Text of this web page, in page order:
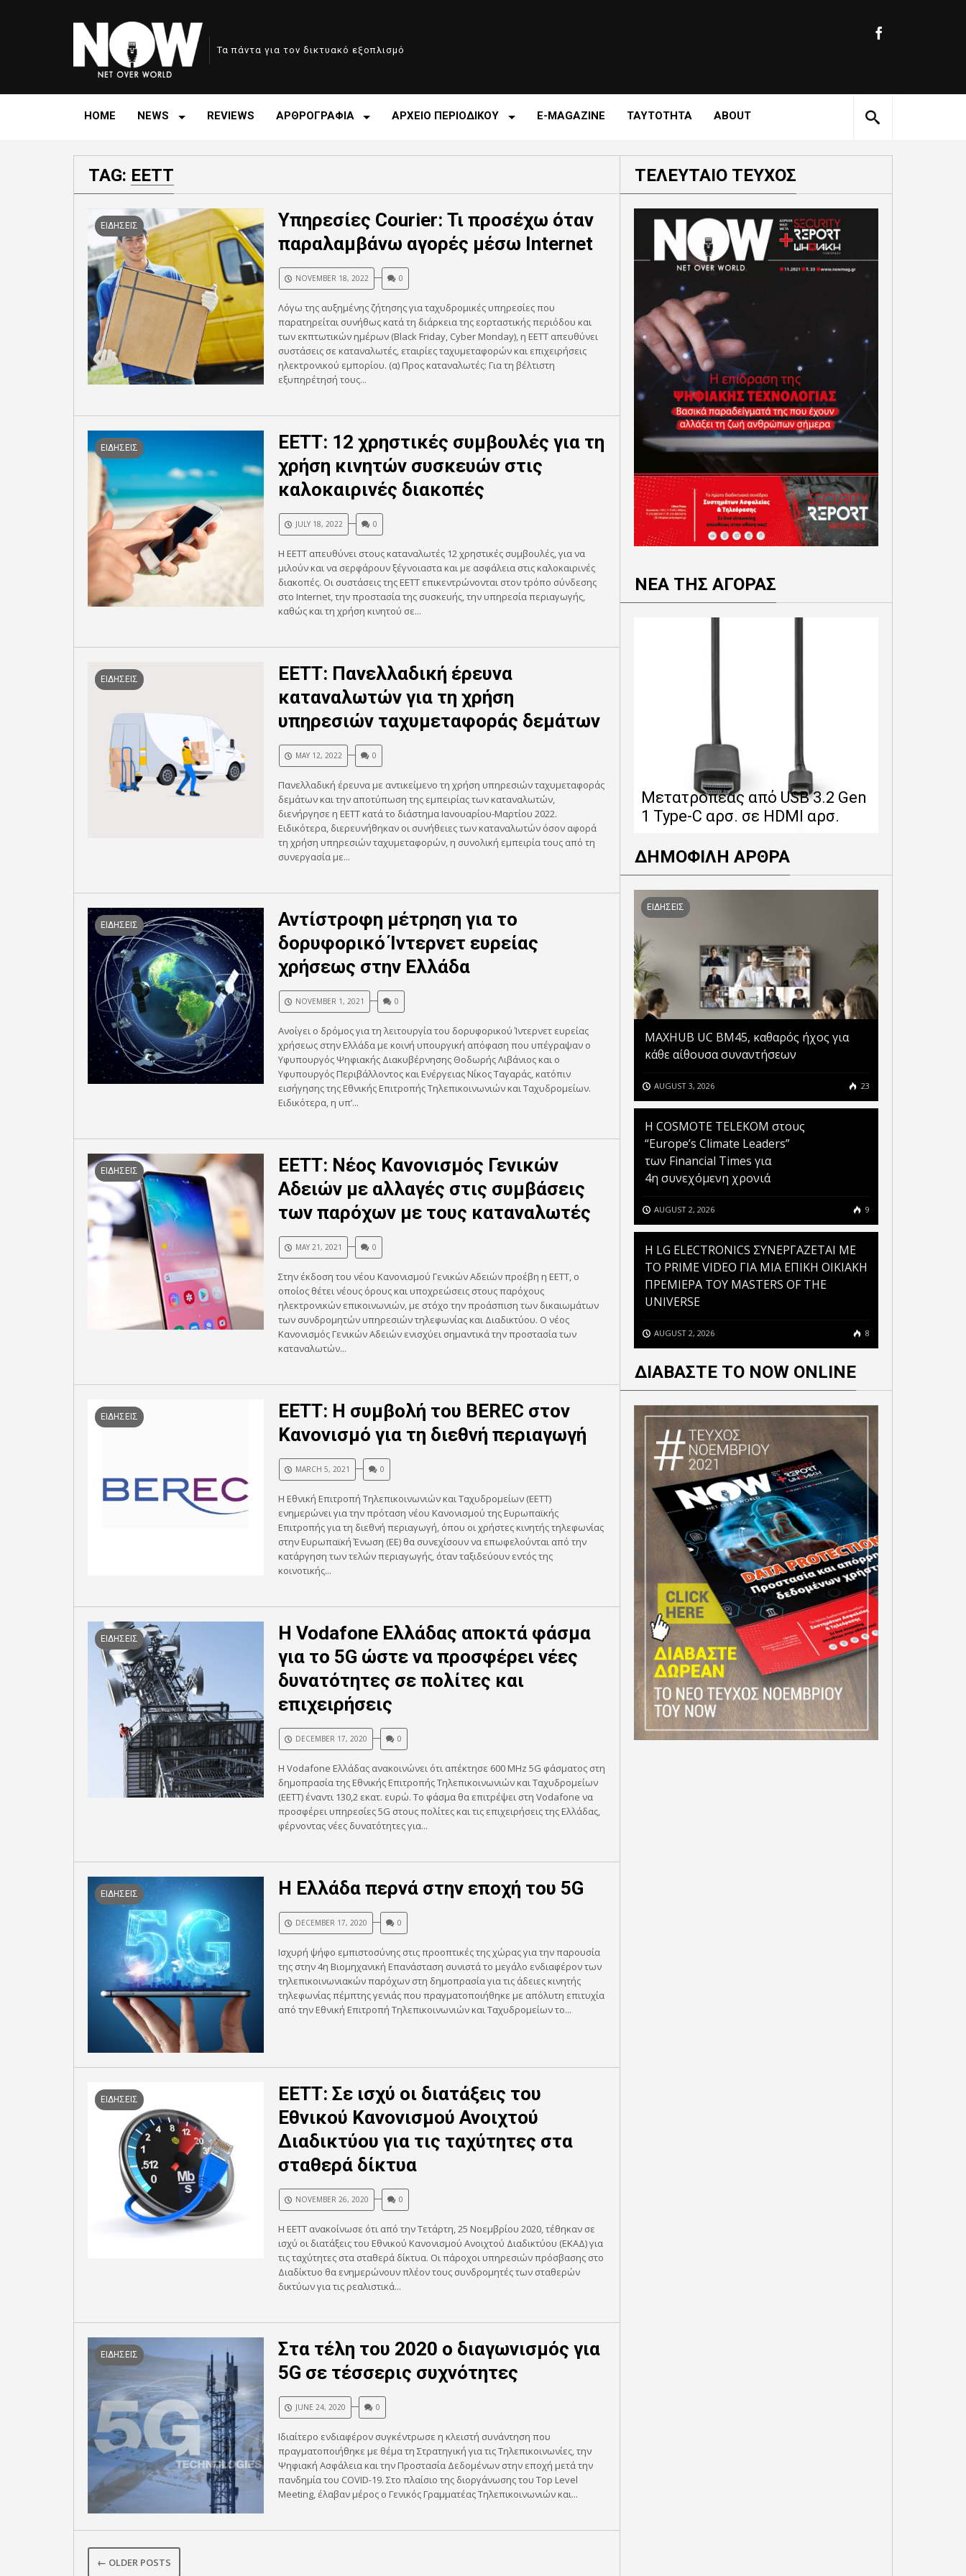
Τα πάντα για τον δικτυακό εξοπλισμό
HOME NEWS REVIEWS ΑΡΘΡΟΓΡΑΦΙΑ ΑΡΧΕΙΟ ΠΕΡΙΟΔΙΚΟΥ E-MAGAZINE ΤΑΥΤΟΤΗΤΑ ABOUT
TAG: ΕΕΤΤ
ΕΙΔΗΣΕΙΣ
Υπηρεσίες Courier: Τι προσέχω όταν
παραλαμβάνω αγορές μέσω Internet
NOVEMBER 18, 2022 0
Λόγω της αυξημένης ζήτησης για ταχυδρομικές υπηρεσίες που
παρατηρείται συνήθως κατά τη διάρκεια της εορταστικής περιόδου και
των εκπτωτικών ημέρων (Black Friday, Cyber Monday), η ΕΕΤΤ απευθύνει
συστάσεις σε καταναλωτές, εταιρίες ταχυμεταφορών και επιχειρήσεις
ηλεκτρονικού εμπορίου. (α) Προς καταναλωτές: Για τη βέλτιστη
εξυπηρέτησή τους...
ΕΙΔΗΣΕΙΣ
ΕΕΤΤ: 12 χρηστικές συμβουλές για τη
χρήση κινητών συσκευών στις
καλοκαιρινές διακοπές
JULY 18, 2022 0
Η ΕΕΤΤ απευθύνει στους καταναλωτές 12 χρηστικές συμβουλές, για να
μιλούν και να σερφάρουν ξέγνοιαστα και με ασφάλεια στις καλοκαιρινές
διακοπές. Οι συστάσεις της ΕΕΤΤ επικεντρώνονται στον τρόπο σύνδεσης
στο Internet, την προστασία της συσκευής, την υπηρεσία περιαγωγής,
καθώς και τη χρήση κινητού σε...
ΕΙΔΗΣΕΙΣ
ΕΕΤΤ: Πανελλαδική έρευνα
καταναλωτών για τη χρήση
υπηρεσιών ταχυμεταφοράς δεμάτων
MAY 12, 2022 0
Πανελλαδική έρευνα με αντικείμενο τη χρήση υπηρεσιών ταχυμεταφοράς
δεμάτων και την αποτύπωση της εμπειρίας των καταναλωτών,
διενήργησε η ΕΕΤΤ κατά το διάστημα Ιανουαρίου-Μαρτίου 2022.
Ειδικότερα, διερευνήθηκαν οι συνήθειες των καταναλωτών όσον αφορά
τη χρήση υπηρεσιών ταχυμεταφορών, η συνολική εμπειρία τους από τη
συνεργασία με...
ΕΙΔΗΣΕΙΣ
Αντίστροφη μέτρηση για το
δορυφορικό Ίντερνετ ευρείας
χρήσεως στην Ελλάδα
NOVEMBER 1, 2021 0
Ανοίγει ο δρόμος για τη λειτουργία του δορυφορικού Ίντερνετ ευρείας
χρήσεως στην Ελλάδα με κοινή υπουργική απόφαση που υπέγραψαν ο
Υφυπουργός Ψηφιακής Διακυβέρνησης Θοδωρής Λιβάνιος και ο
Υφυπουργός Περιβάλλοντος και Ενέργειας Νίκος Ταγαράς, κατόπιν
εισήγησης της Εθνικής Επιτροπής Τηλεπικοινωνιών και Ταχυδρομείων.
Ειδικότερα, η υπ’...
ΕΙΔΗΣΕΙΣ
ΕΕΤΤ: Νέος Κανονισμός Γενικών
Αδειών με αλλαγές στις συμβάσεις
των παρόχων με τους καταναλωτές
MAY 21, 2021 0
Στην έκδοση του νέου Κανονισμού Γενικών Αδειών προέβη η ΕΕΤΤ, ο
οποίος θέτει νέους όρους και υποχρεώσεις στους παρόχους
ηλεκτρονικών επικοινωνιών, με στόχο την προάσπιση των δικαιωμάτων
των συνδρομητών υπηρεσιών τηλεφωνίας και Διαδικτύου. Ο νέος
Κανονισμός Γενικών Αδειών ενισχύει σημαντικά την προστασία των
καταναλωτών...
ΕΙΔΗΣΕΙΣ
ΕΕΤΤ: Η συμβολή του BEREC στον
Κανονισμό για τη διεθνή περιαγωγή
MARCH 5, 2021 0
Η Εθνική Επιτροπή Τηλεπικοινωνιών και Ταχυδρομείων (ΕΕΤΤ)
ενημερώνει για την πρόταση νέου Κανονισμού της Ευρωπαϊκής
Επιτροπής για τη διεθνή περιαγωγή, όπου οι χρήστες κινητής τηλεφωνίας
στην Ευρωπαϊκή Ένωση (ΕΕ) θα συνεχίσουν να επωφελούνται από την
κατάργηση των τελών περιαγωγής, όταν ταξιδεύουν εντός της
κοινοτικής...
ΕΙΔΗΣΕΙΣ
H Vodafone Ελλάδας αποκτά φάσμα
για το 5G ώστε να προσφέρει νέες
δυνατότητες σε πολίτες και
επιχειρήσεις
DECEMBER 17, 2020 0
Η Vodafone Ελλάδας ανακοινώνει ότι απέκτησε 600 MHz 5G φάσματος στη
δημοπρασία της Εθνικής Επιτροπής Τηλεπικοινωνιών και Ταχυδρομείων
(ΕΕΤΤ) έναντι 130,2 εκατ. ευρώ. Το φάσμα θα επιτρέψει στη Vodafone να
προσφέρει υπηρεσίες 5G στους πολίτες και τις επιχειρήσεις της Ελλάδας,
φέρνοντας νέες δυνατότητες για...
ΕΙΔΗΣΕΙΣ Η Ελλάδα περνά στην εποχή του 5G
DECEMBER 17, 2020 0
Ισχυρή ψήφο εμπιστοσύνης στις προοπτικές της χώρας για την παρουσία
της στην 4η Βιομηχανική Επανάσταση συνιστά το μεγάλο ενδιαφέρον των
τηλεπικοινωνιακών παρόχων στη δημοπρασία για τις άδειες κινητής
τηλεφωνίας πέμπτης γενιάς που πραγματοποιήθηκε με απόλυτη επιτυχία
από την Εθνική Επιτροπή Τηλεπικοινωνιών και Ταχυδρομείων το...
ΕΙΔΗΣΕΙΣ
ΕΕΤΤ: Σε ισχύ οι διατάξεις του
Εθνικού Κανονισμού Ανοιχτού
Διαδικτύου για τις ταχύτητες στα
σταθερά δίκτυα
NOVEMBER 26, 2020 0
Η ΕΕΤΤ ανακοίνωσε ότι από την Τετάρτη, 25 Νοεμβρίου 2020, τέθηκαν σε
ισχύ οι διατάξεις του Εθνικού Κανονισμού Ανοιχτού Διαδικτύου (ΕΚΑΔ) για
τις ταχύτητες στα σταθερά δίκτυα. Οι πάροχοι υπηρεσιών πρόσβασης στο
Διαδίκτυο θα ενημερώνουν πλέον τους συνδρομητές των σταθερών
δικτύων για τις ρεαλιστικά...
ΕΙΔΗΣΕΙΣ
Στα τέλη του 2020 ο διαγωνισμός για
5G σε τέσσερις συχνότητες
JUNE 24, 2020 0
Ιδιαίτερο ενδιαφέρον συγκέντρωσε η κλειστή συνάντηση που
πραγματοποιήθηκε με θέμα τη Στρατηγική για τις Τηλεπικοινωνίες, την
Ψηφιακή Ασφάλεια και την Προστασία Δεδομένων στην εποχή μετά την
πανδημία του COVID-19. Στο πλαίσιο της διοργάνωσης του Top Level
Meeting, έλαβαν μέρος ο Γενικός Γραμματέας Τηλεπικοινωνιών και...
← OLDER POSTS
ΤΕΛΕΥΤΑΙΟ ΤΕΥΧΟΣ
ΝΕΑ ΤΗΣ ΑΓΟΡΑΣ
Μετατροπέας από USB 3.2 Gen
1 Type-C αρσ. σε HDMI αρσ.
ΔΗΜΟΦΙΛΗ ΑΡΘΡΑ
ΕΙΔΗΣΕΙΣ
MAXHUB UC BM45, καθαρός ήχος για
κάθε αίθουσα συναντήσεων
AUGUST 3, 2026 23
Η COSMOTE TELEKOM στους
“Europe’s Climate Leaders”
των Financial Times για
4η συνεχόμενη χρονιά
AUGUST 2, 2026 9
H LG ELECTRONICS ΣΥΝΕΡΓΑΖΕΤΑΙ ΜΕ
ΤΟ PRIME VIDEO ΓΙΑ ΜΙΑ ΕΠΙΚΗ ΟΙΚΙΑΚΗ
ΠΡΕΜΙΕΡΑ ΤΟΥ MASTERS OF THE
UNIVERSE
AUGUST 2, 2026 8
ΔΙΑΒΑΣΤΕ ΤΟ NOW ONLINE